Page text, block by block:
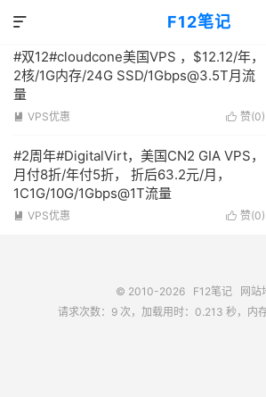
F12笔记

#双12#cloudcone美国VPS ，$12.12/年，
2核/1G内存/24G SSD/1Gbps@3.5T月流
量
 赞(0)
 VPS优惠
#2周年#DigitalVirt，美国CN2 GIA VPS，
月付8折/年付5折， 折后63.2元/月，
1C1G/10G/1Gbps@1T流量
 赞(0)
 VPS优惠
© 2010-2026 F12笔记
网站
请求次数：9 次，加载用时：0.213 秒，内